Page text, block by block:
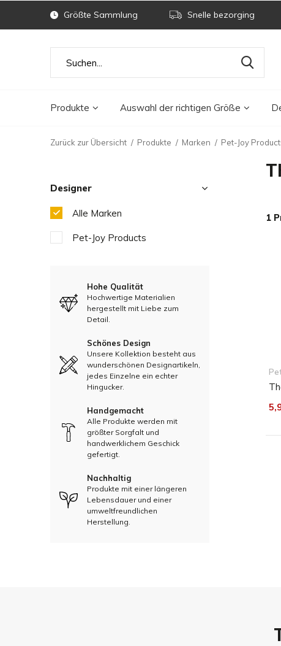
Produkte Auswahl der richtigen Größe
Größte Sammlung Snelle bezorging
Zurück zur Übersicht Produkte Marken Pet-Joy
1
Designer
Alle Marken
Pet-Joy Products
Hohe Qualität
Hochwertige Materialien
hergestellt mit Liebe zum
Detail.
Schönes Design
Unsere Kollektion besteht aus
wunderschönen Designartikeln,
jedes Einzelne ein echter
Hingucker.
Handgemacht
Alle Produkte werden mit
größter Sorgfalt und
handwerklichem Geschick
gefertigt.
Nachhaltig
Produkte mit einer längeren
Lebensdauer und einer
umweltfreundlichen
Herstellung.